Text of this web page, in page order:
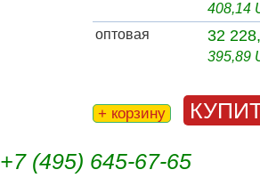
408,14
оптовая
32
395,89
+ корзину
+7 (495) 645-67-65